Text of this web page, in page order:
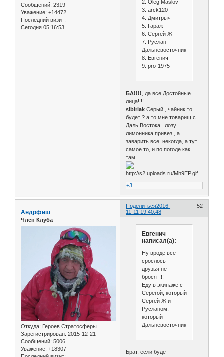
Сообщений: 2319
Уважение: +14472
Последний визит:
Сегодня 05:16:53
2. Oleg Maslov
3. arck120
4. Дмитрыч
5. Гараж
6. Сергей Ж
7. Руслан
Дальневосточник
8. Евгенич
9. pro-1975
БА!!!! , да все Достойные
лица!!!!
sibiriak Серый , чайник то
будет ? а то мне товарищ с
Даль.Востока. лозу
лимонника привез , а
заварить все некогда, а тут
самое то, и по погоде как
там.....
+3
Поделиться 52
2016-
11-11 19:40:48
Андрфиш
Член Клуба
Откуда: Героев Стратосферы
Зарегистрирован: 2015-12-21
Сообщений: 5006
Уважение: +18307
Евгенич
написал(а):
Ну вроде всё
срослось -
друзья не
бросят!!!
Еду в экипаже с
Серёгой, который
Сергей Ж и
Русланом,
который
Дальневосточник!
Брат, если будет